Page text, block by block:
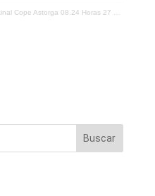
Astorga 08.24 Horas 27 De Diciembre 2021